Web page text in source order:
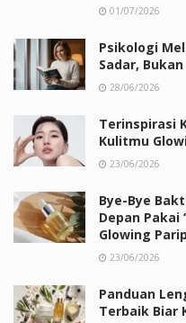
01/07/2026
Psikologi
Sadar,
28/06/2026
Terinspirasi
Kulitmu
23/06/2026
Bye-Bye
Depan Pakai
Glowing
23/06/2026
Panduan
Terbaik Biar